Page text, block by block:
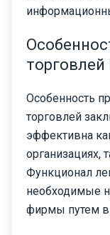
Особенность
торговлей
эффективна
организациях,
Функционал
необходимые
фирмы путем